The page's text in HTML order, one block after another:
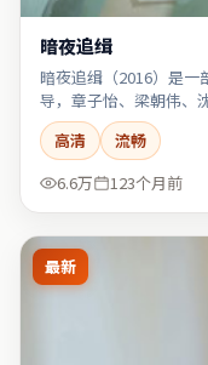
暗夜追缉
暗夜追缉（2016）是一
导，章子怡、梁朝伟、
高清
流畅
6.6万
123个月前
最新